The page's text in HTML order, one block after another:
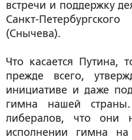
встречи и поддержку
Санкт-
(Снычева).
Что касается Путина,
прежде всего,
инициативе и даже
гимна нашей
либералов, что они
исполнении гимна на